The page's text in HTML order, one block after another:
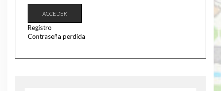
ACCEDER
Registro
Contraseña perdida